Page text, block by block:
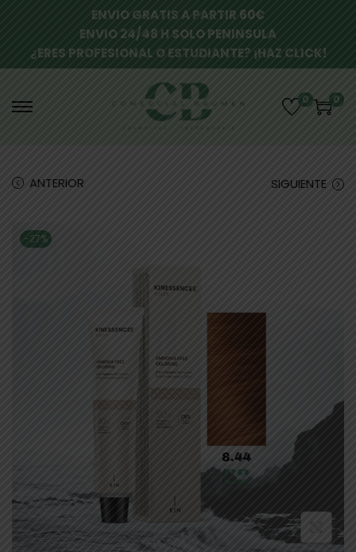
ENVIO GRATIS A PARTIR 60€
ENVIO 24/48 H SOLO PENINSULA
¿ERES PROFESIONAL O ESTUDIANTE? ¡HAZ CLICK!
0 0
ANTERIOR SIGUIENTE
-27%